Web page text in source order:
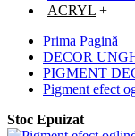
ACRYL +
Prima Pagină
DECOR
PIGMENT
Pigment efect
Stoc Epuizat